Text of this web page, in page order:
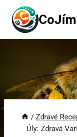
Přeskočit
obsah
/ Zdravé
Úly: Zdravá